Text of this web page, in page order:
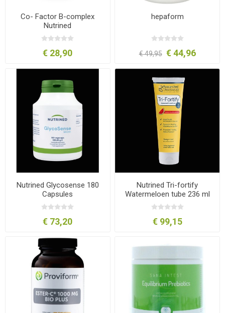
Co- Factor B-complex
Nutrined
€ 28,90
hepaform
€ 49,95 € 44,96
Nutrined Glycosense 180
Capsules
€ 73,20
Nutrined Tri-fortify
Watermeloen tube 236 ml
€ 99,15